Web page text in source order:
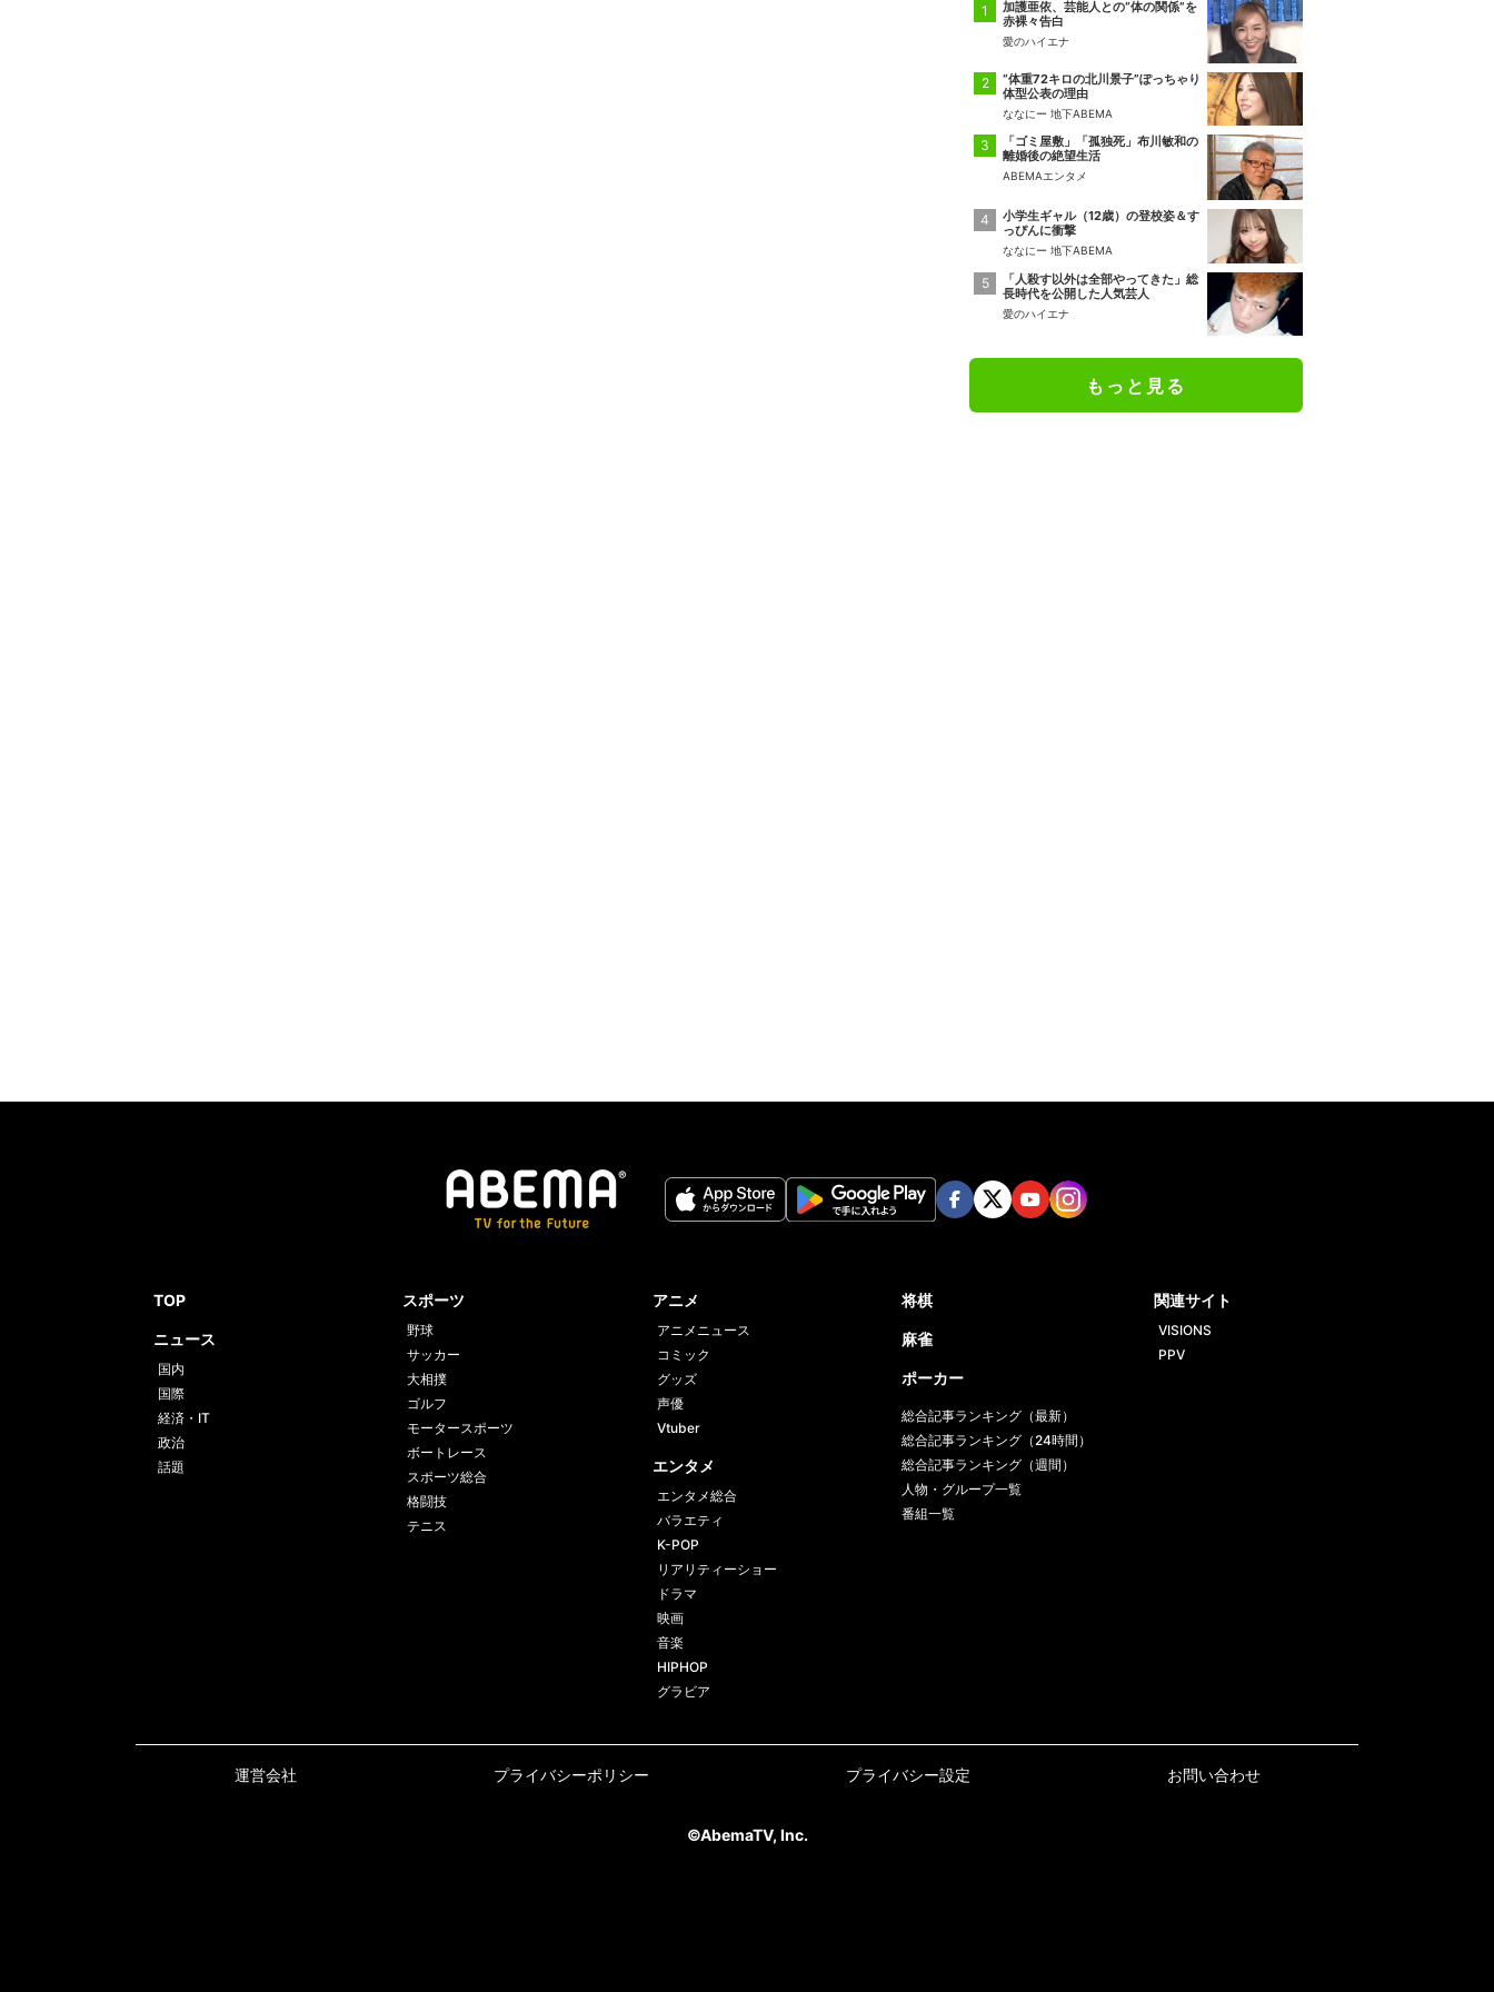
加護亜依、芸能人との“体の関係”を
赤裸々告白
愛のハイエナ
“体重72キロの北川景子”ぽっちゃり
体型公表の理由
ななにー 地下ABEMA
「ゴミ屋敷」「孤独死」布川敏和の
離婚後の絶望生活
ABEMAエンタメ
小学生ギャル（12歳）の登校姿＆す
っぴんに衝撃
ななにー 地下ABEMA
「人殺す以外は全部やってきた」総
長時代を公開した人気芸人
愛のハイエナ
もっと見る
TOP
ニュース
国内
国際
経済・IT
政治
話題
スポーツ
野球
サッカー
大相撲
ゴルフ
モータースポーツ
ボートレース
スポーツ総合
格闘技
テニス
アニメ
アニメニュース
コミック
グッズ
声優
Vtuber
エンタメ
エンタメ総合
バラエティ
K-POP
リアリティーショー
ドラマ
映画
音楽
HIPHOP
グラビア
将棋
麻雀
ポーカー
総合記事ランキング（最新）
総合記事ランキング（24時間）
総合記事ランキング（週間）
人物・グループ一覧
番組一覧
関連サイト
VISIONS
PPV
運営会社 プライバシーポリシー プライバシー設定 お問い合わせ
©AbemaTV, Inc.